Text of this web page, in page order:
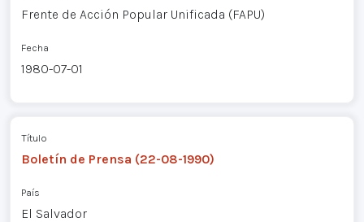
Frente de Acción Popular Unificada (FAPU)
Fecha
1980-07-01
Título
Boletín de Prensa (22-08-1990)
País
El Salvador